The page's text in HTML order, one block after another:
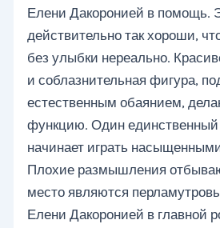
Елени Дакоронией в помощь.
действительно так хороши,
без улыбки нереально.
и соблазнительная фигура,
естественным обаянием,
функцию. Один единственный
начинает играть
Плохие размышления
место являются
Елени Дакоронией в главной